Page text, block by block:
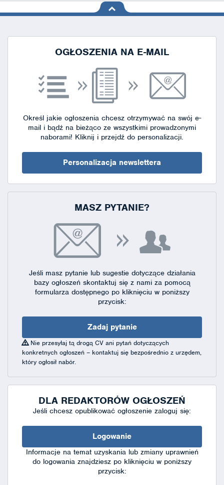
na górę
OGŁOSZENIA NA E-MAIL
Określ jakie ogłoszenia chcesz otrzymywać na swój e-
mail i bądź na bieżąco ze wszystkimi prowadzonymi
naborami! Kliknij i przejdź do personalizacji.
Personalizacja newslettera
MASZ PYTANIE?
Jeśli masz pytanie lub sugestie dotyczące działania
bazy ogłoszeń skontaktuj się z nami za pomocą
formularza dostępnegopo kliknięciu w poniższy
przycisk:
Zadaj pytanie
Nie przesyłaj tą drogą CV ani pytań dotyczących
konkretnych ogłoszeń – kontaktuj się bezpośrednio z urzędem,
który ogłosił nabór.
DLA REDAKTORÓW OGŁOSZEŃ
Jeśli chcesz opublikować ogłoszenie zaloguj się:
Logowanie
Informacje na temat uzyskania lub zmiany uprawnień
do logowania znajdziesz po kliknięciu w poniższy
przycisk: